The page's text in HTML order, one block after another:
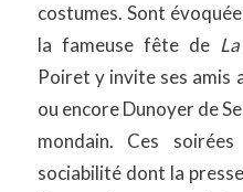
costumes. Sont
la fameuse fête de
Poiret y invite ses amis
ou encore Dunoyer de
mondain. Ces
sociabilité dont la